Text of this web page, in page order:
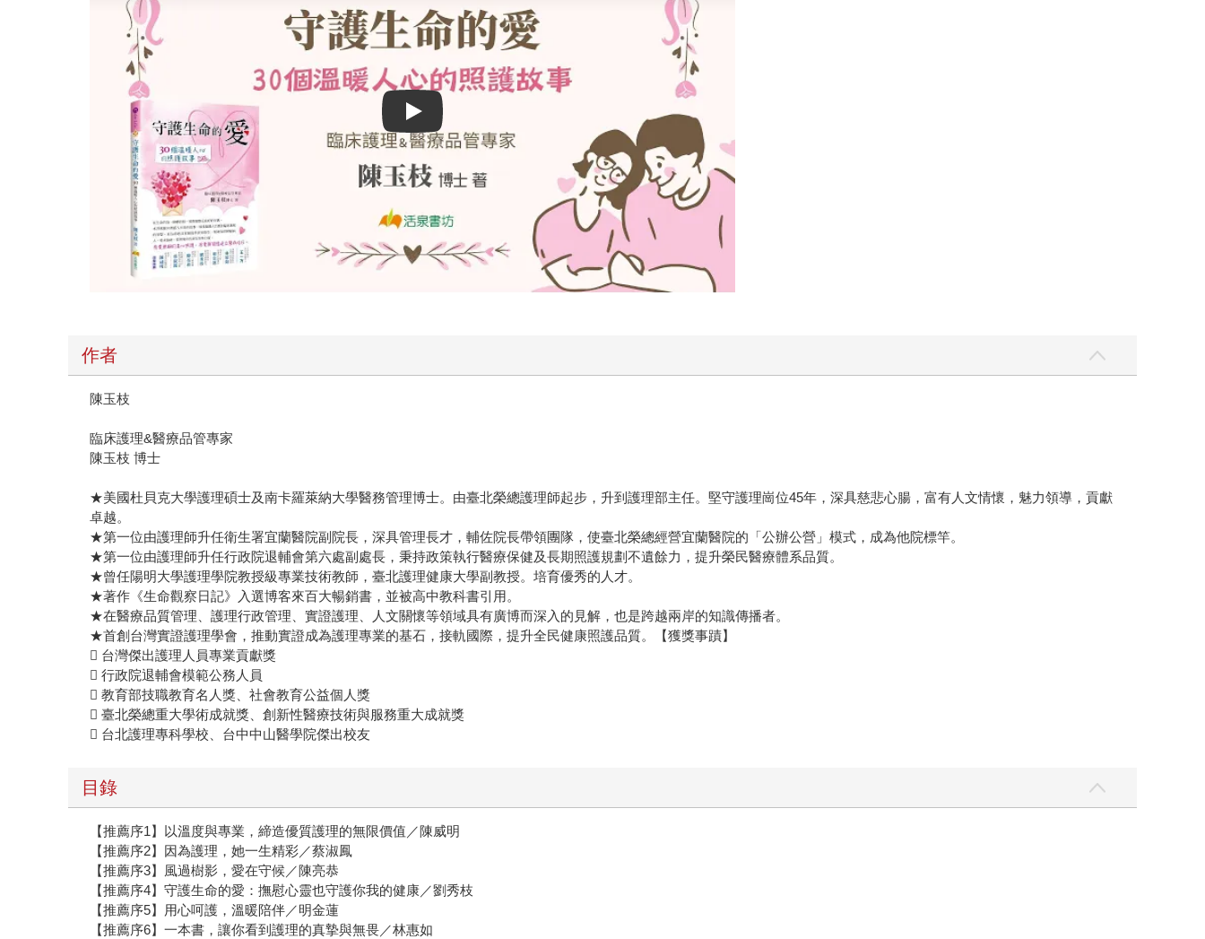
Play video
作者
陳玉枝
臨床護理&醫療品管專家
陳玉枝 博士
★美國杜貝克大學護理碩士及南卡羅萊納大學醫務管理博士。由臺北榮總護理師起步，升到護理部主任。堅守護理崗位45年，深具慈悲心腸，富有人文情懷，魅力領導，貢獻
卓越。
★第一位由護理師升任衛生署宜蘭醫院副院長，深具管理長才，輔佐院長帶領團隊，使臺北榮總經營宜蘭醫院的「公辦公營」模式，成為他院標竿。
★第一位由護理師升任行政院退輔會第六處副處長，秉持政策執行醫療保健及長期照護規劃不遺餘力，提升榮民醫療體系品質。
★曾任陽明大學護理學院教授級專業技術教師，臺北護理健康大學副教授。培育優秀的人才。
★著作《生命觀察日記》入選博客來百大暢銷書，並被高中教科書引用。
★在醫療品質管理、護理行政管理、實證護理、人文關懷等領域具有廣博而深入的見解，也是跨越兩岸的知識傳播者。
★首創台灣實證護理學會，推動實證成為護理專業的基石，接軌國際，提升全民健康照護品質。【獲獎事蹟】
 台灣傑出護理人員專業貢獻獎
 行政院退輔會模範公務人員
 教育部技職教育名人獎、社會教育公益個人獎
 臺北榮總重大學術成就獎、創新性醫療技術與服務重大成就獎
 台北護理專科學校、台中中山醫學院傑出校友
目錄
【推薦序1】以溫度與專業，締造優質護理的無限價值／陳威明
【推薦序2】因為護理，她一生精彩／蔡淑鳳
【推薦序3】風過樹影，愛在守候／陳亮恭
【推薦序4】守護生命的愛：撫慰心靈也守護你我的健康／劉秀枝
【推薦序5】用心呵護，溫暖陪伴／明金蓮
【推薦序6】一本書，讓你看到護理的真摯與無畏／林惠如